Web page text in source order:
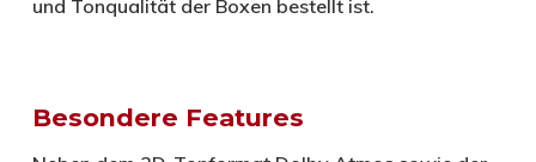
und Tonqualität der Boxen bestellt ist.
Besondere Features